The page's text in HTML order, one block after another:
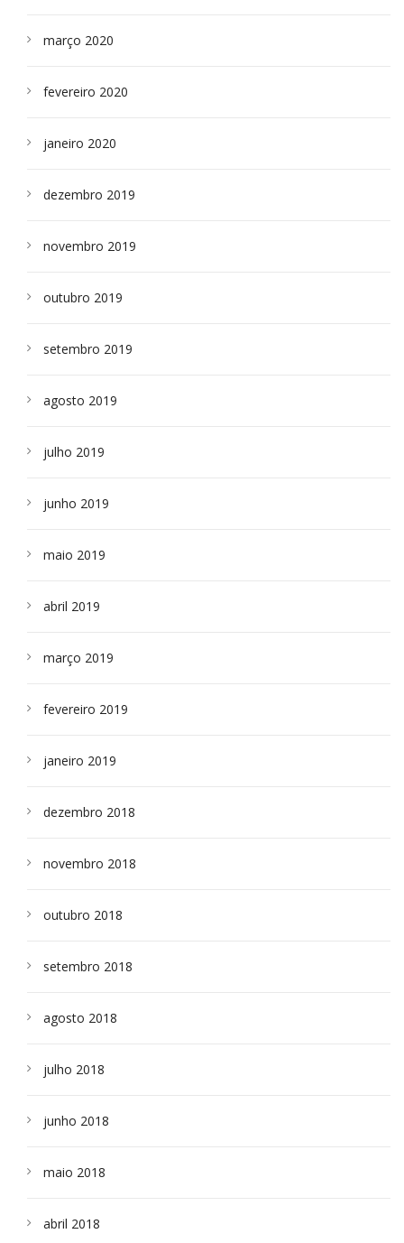
março 2020
fevereiro 2020
janeiro 2020
dezembro 2019
novembro 2019
outubro 2019
setembro 2019
agosto 2019
julho 2019
junho 2019
maio 2019
abril 2019
março 2019
fevereiro 2019
janeiro 2019
dezembro 2018
novembro 2018
outubro 2018
setembro 2018
agosto 2018
julho 2018
junho 2018
maio 2018
abril 2018